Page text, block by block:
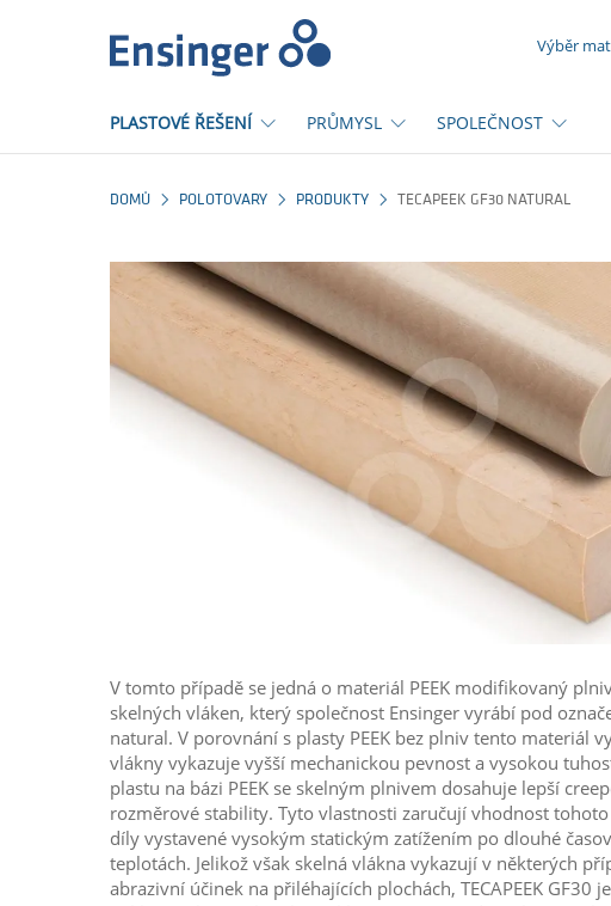
Výběr
PLASTOVÉ ŘEŠENÍ PRŮMYSL SPOLEČNOST
DOMŮ POLOTOVARY PRODUKTY TECAPEEK GF30 NATURAL
V tomto případě se jedná o materiál PEEK modifikovaný
skelných vláken, který společnost Ensinger vyrábí pod
natural. V porovnání s plasty PEEK bez plniv tento materiál
vlákny vykazuje vyšší mechanickou pevnost a vysokou
plastu na bázi PEEK se skelným plnivem dosahuje lepší
rozměrové stability. Tyto vlastnosti zaručují vhodnost
díly vystavené vysokým statickým zatížením po dlouhé
teplotách. Jelikož však skelná vlákna vykazují v některých
abrazivní účinek na přiléhajících plochách, TECAPEEK GF30